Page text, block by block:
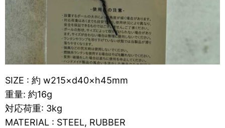
SIZE : 約 w215×d40×h45mm
重量: 約16g
対応荷重: 3kg
MATERIAL : STEEL, RUBBER